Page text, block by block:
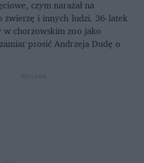
czym narażał na
zwierzę i innych ludzi. 36-latek
w chorzowskim zoo jako
prosić Andrzeja Dudę o
REKLAMA